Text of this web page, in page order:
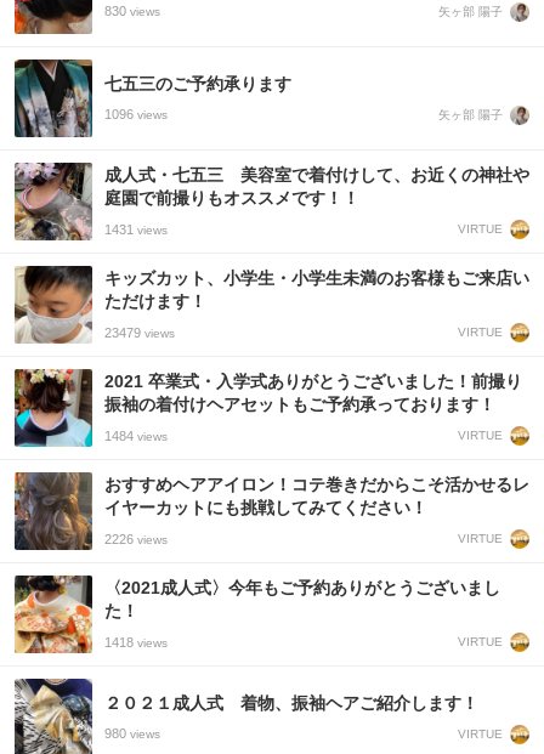
830 views 矢ヶ部 陽子
七五三のご予約承ります
1096 views 矢ヶ部 陽子
成人式・七五三 美容室で着付けして、お近くの神社や
庭園で前撮りもオススメです！！
1431 views VIRTUE
キッズカット、小学生・小学生未満のお客様もご来店い
ただけます！
23479 views VIRTUE
2021 卒業式・入学式ありがとうございました！前撮り
振袖の着付けヘアセットもご予約承っております！
1484 views VIRTUE
おすすめヘアアイロン！コテ巻きだからこそ活かせるレ
イヤーカットにも挑戦してみてください！
2226 views VIRTUE
〈2021成人式〉今年もご予約ありがとうございまし
た！
1418 views VIRTUE
２０２１成人式 着物、振袖ヘアご紹介します！
980 views VIRTUE